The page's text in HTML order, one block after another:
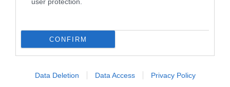
CONFIRM
Data Deletion Data Access Privacy Policy
09.08.2026
ζάχαρη με πέντε υλικά